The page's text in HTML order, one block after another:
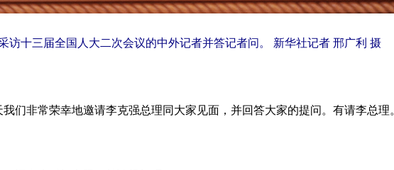
十三届全国人大二次会议的中外记者并答记者问。 新华社记者 邢广利 摄
非常荣幸地邀请李克强总理同大家见面，并回答大家的提问。有请李总理。